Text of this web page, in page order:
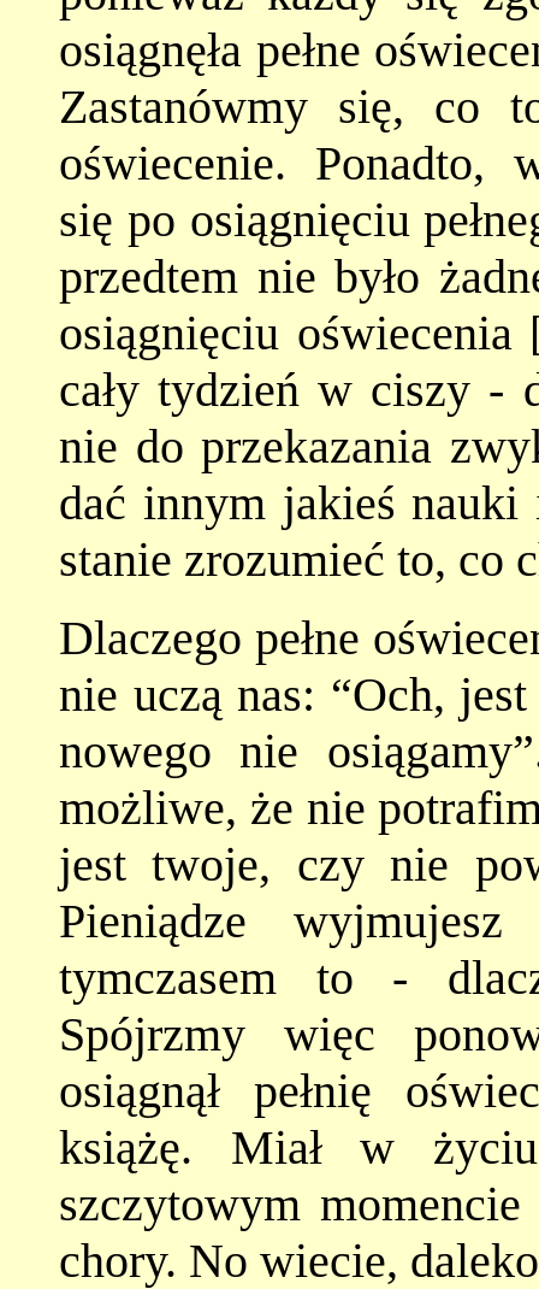
osiągnęła pełne
Zastanówmy się, co
oświecenie. Ponadto,
się po osiągnięciu
przedtem nie było
osiągnięciu oświecenia
cały tydzień w ciszy -
nie do przekazania
dać innym jakieś
stanie zrozumieć to, co
Dlaczego pełne
nie uczą nas: “Och,
nowego nie
możliwe, że nie
jest twoje, czy nie
Pieniądze
tymczasem to -
Spójrzmy więc
osiągnął pełnię
książę. Miał w
szczytowym
chory. No wiecie,